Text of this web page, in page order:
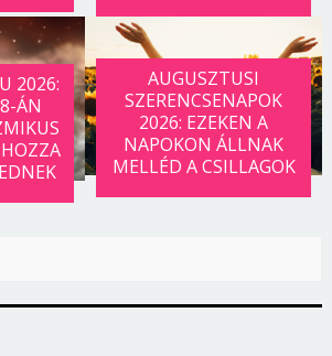
2026:
ÁN
AUGUSZTUSI
SZERENCSENAPOK
2026: EZEKEN A
NAPOKON ÁLLNAK
MELLÉD A CSILLAGOK